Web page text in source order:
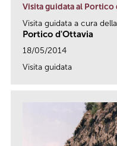
Visita guidata al Portico
Visita guidata a cura
Portico d'Ottavia
18/05/2014
Visita guidata